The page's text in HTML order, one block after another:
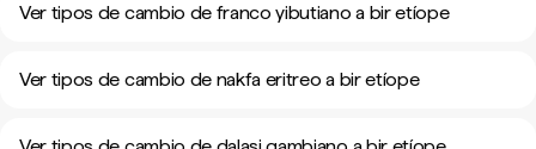
Ver tipos de cambio de franco yibutiano a bir etíope
Ver tipos de cambio de nakfa eritreo a bir etíope